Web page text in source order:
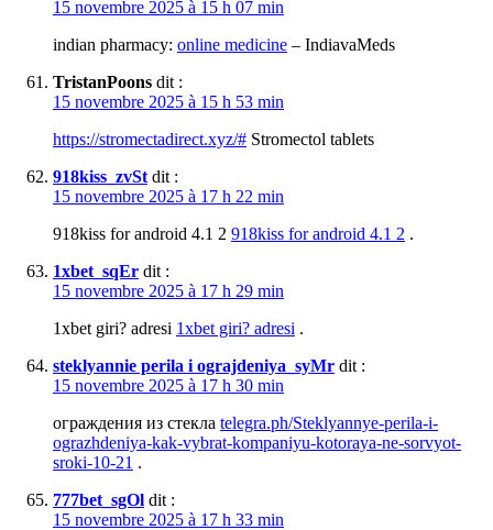
15 novembre 2025 à 15 h 07 min
indian pharmacy: online medicine – IndiavaMeds
TristanPoons dit :
15 novembre 2025 à 15 h 53 min
https://stromectadirect.xyz/# Stromectol tablets
918kiss_zvSt dit :
15 novembre 2025 à 17 h 22 min
918kiss for android 4.1 2 918kiss for android 4.1 2 .
1xbet_sqEr dit :
15 novembre 2025 à 17 h 29 min
1xbet giri? adresi 1xbet giri? adresi .
steklyannie perila i ograjdeniya_syMr dit :
15 novembre 2025 à 17 h 30 min
ограждения из стекла telegra.ph/Steklyannye-perila-i-
ograzhdeniya-kak-vybrat-kompaniyu-kotoraya-ne-sorvyot-
sroki-10-21 .
777bet_sgOl dit :
15 novembre 2025 à 17 h 33 min